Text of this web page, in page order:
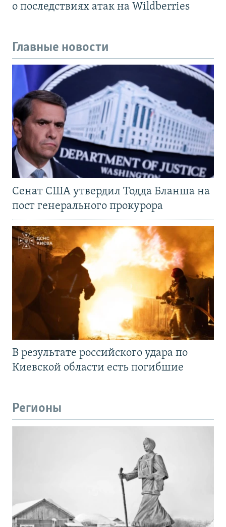
о последствиях атак на Wildberries
Главные новости
Сенат США утвердил Тодда Бланша на
пост генерального прокурора
В результате российского удара по
Киевской области есть погибшие
Регионы